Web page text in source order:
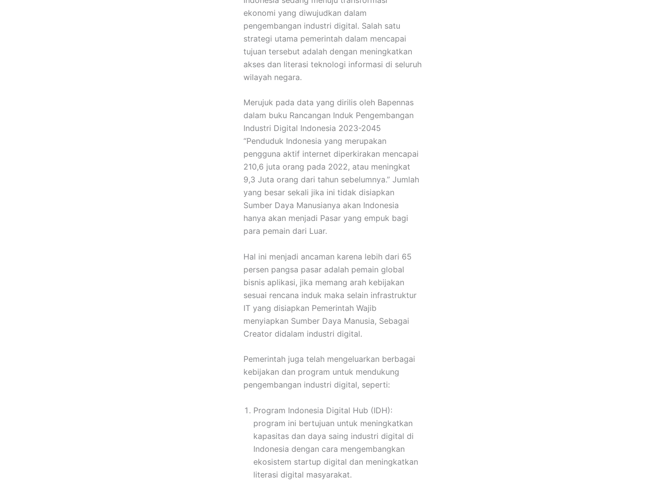
ekonomi yang diwujudkan dalam
pengembangan industri digital. Salah satu
strategi utama pemerintah dalam mencapai
tujuan tersebut adalah dengan meningkatkan
akses dan literasi teknologi informasi di seluruh
wilayah negara.
Merujuk pada data yang dirilis oleh Bapennas
dalam buku Rancangan Induk Pengembangan
Industri Digital Indonesia 2023-2045
“Penduduk Indonesia yang merupakan
pengguna aktif internet diperkirakan mencapai
210,6 juta orang pada 2022, atau meningkat
9,3 Juta orang dari tahun sebelumnya.” Jumlah
yang besar sekali jika ini tidak disiapkan
Sumber Daya Manusianya akan Indonesia
hanya akan menjadi Pasar yang empuk bagi
para pemain dari Luar.
Hal ini menjadi ancaman karena lebih dari 65
persen pangsa pasar adalah pemain global
bisnis aplikasi, jika memang arah kebijakan
sesuai rencana induk maka selain infrastruktur
IT yang disiapkan Pemerintah Wajib
menyiapkan Sumber Daya Manusia, Sebagai
Creator didalam industri digital.
Pemerintah juga telah mengeluarkan berbagai
kebijakan dan program untuk mendukung
pengembangan industri digital, seperti:
Program Indonesia Digital Hub (IDH):
program ini bertujuan untuk meningkatkan
kapasitas dan daya saing industri digital di
Indonesia dengan cara mengembangkan
ekosistem startup digital dan meningkatkan
literasi digital masyarakat.